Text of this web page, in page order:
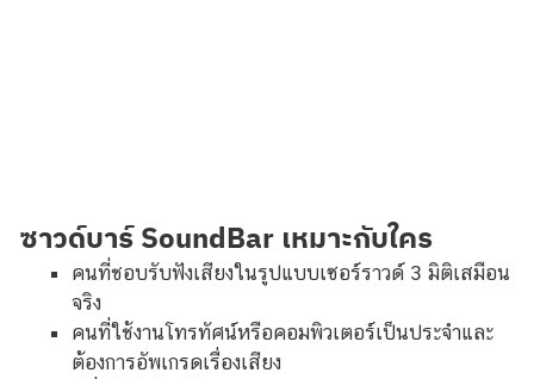
ซาวด์บาร์ SoundBar เหมาะกับใคร
คนที่ชอบรับฟังเสียงในรูปแบบเซอร์ราวด์ 3 มิติเสมือน
จริง
คนที่ใช้งานโทรทัศน์หรือคอมพิวเตอร์เป็นประจำและ
ต้องการอัพเกรดเรื่องเสียง